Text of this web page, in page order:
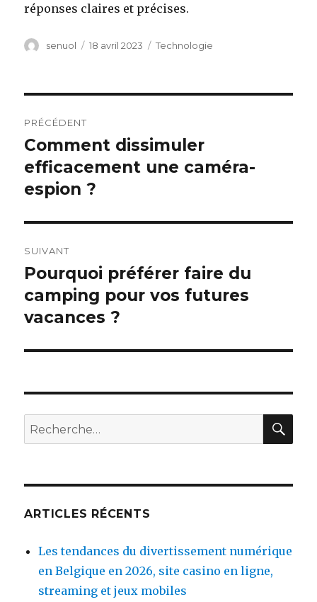
réponses claires et précises.
Auteur
senuol
Publié
18 avril 2023 Catégories
Technologie
de
l’article
PRÉCÉDENT
Article
précédent :
Comment dissimuler
efficacement une caméra-
espion ?
SUIVANT
Article
suivant :
Pourquoi préférer faire du
camping pour vos futures
vacances ?
Recherche
pour
ARTICLES RÉCENTS
Les tendances du divertissement numérique
en Belgique en 2026, site casino en ligne,
streaming et jeux mobiles